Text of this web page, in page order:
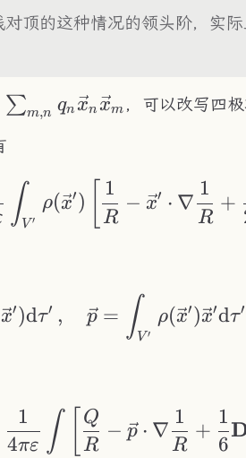
顶的这种情况的领头阶，实
∑m,n qnxnxm ，可以改写四
∫V ′
ρ(x′)
R
1
− x′ ⋅ ∇
R
1
+
x′)dτ′ , p = ∫V ′
ρ(x′)x′dτ′
4πε
1 ∫ R
Q
− p ⋅ ∇
R
1
+
6
1